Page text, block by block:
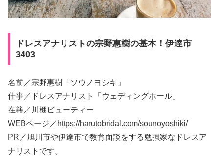
ドレスアナリストの宗野惠樹の基本！伊達市
3403
名前／宗野惠樹「ソウノヨシキ」
仕事／ドレスアナリスト「ウェディングホール」
在籍／川棚ビューティー
WEBページ／https://harutobridal.com/sounoyoshiki/
PR／旭川市や伊達市で教育面談をする勉強家なドレスア
ナリストです。